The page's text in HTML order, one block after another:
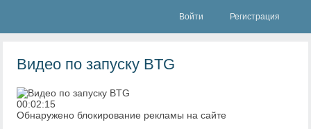
Войти Регистрация
Видео по запуску BTG
00:02:15
Обнаружено блокирование рекламы на сайте